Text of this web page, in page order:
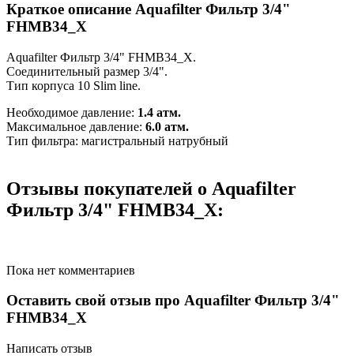
Краткое описание Aquafilter Фильтр 3/4"
FHMB34_X
Aquafilter Фильтр 3/4" FHMB34_X.
Соединительный размер 3/4".
Тип корпуса 10 Slim line.
Необходимое давление: 1.4 атм.
Максимальное давление: 6.0 атм.
Тип фильтра: магистральный натрубный
Отзывы покупателей о Aquafilter
Фильтр 3/4" FHMB34_X:
Пока нет комментариев
Оставить свой отзыв про Aquafilter Фильтр 3/4"
FHMB34_X
Написать отзыв